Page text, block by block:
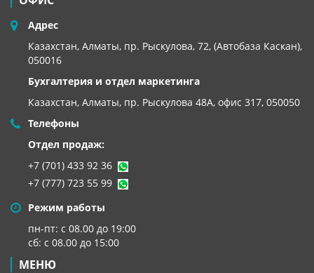
Адрес
Казахстан, Алматы, пр. Рыскулова, 72, (Автобаза Каскан),
050016
Бухгалтерия и отдел маркетинга
Казахстан, Алматы, пр. Рыскулова 48А, офис 317, 050050
Телефоны
Отдел продаж:
+7 (701) 433 92 36
+7 (777) 723 55 99
Режим работы
пн-пт: с 08.00 до 19:00
сб: с 08.00 до 15:00
МЕНЮ